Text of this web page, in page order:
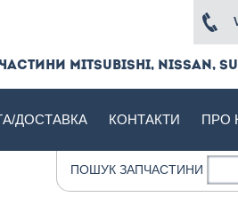
Mitsubishi, Nissan,
ДОСТАВКА КОНТАКТИ ПРО
ПОШУК ЗАПЧАСТИНИ